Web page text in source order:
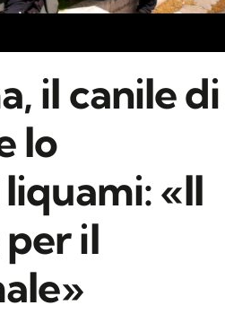
il canile di
lo
«Il
il